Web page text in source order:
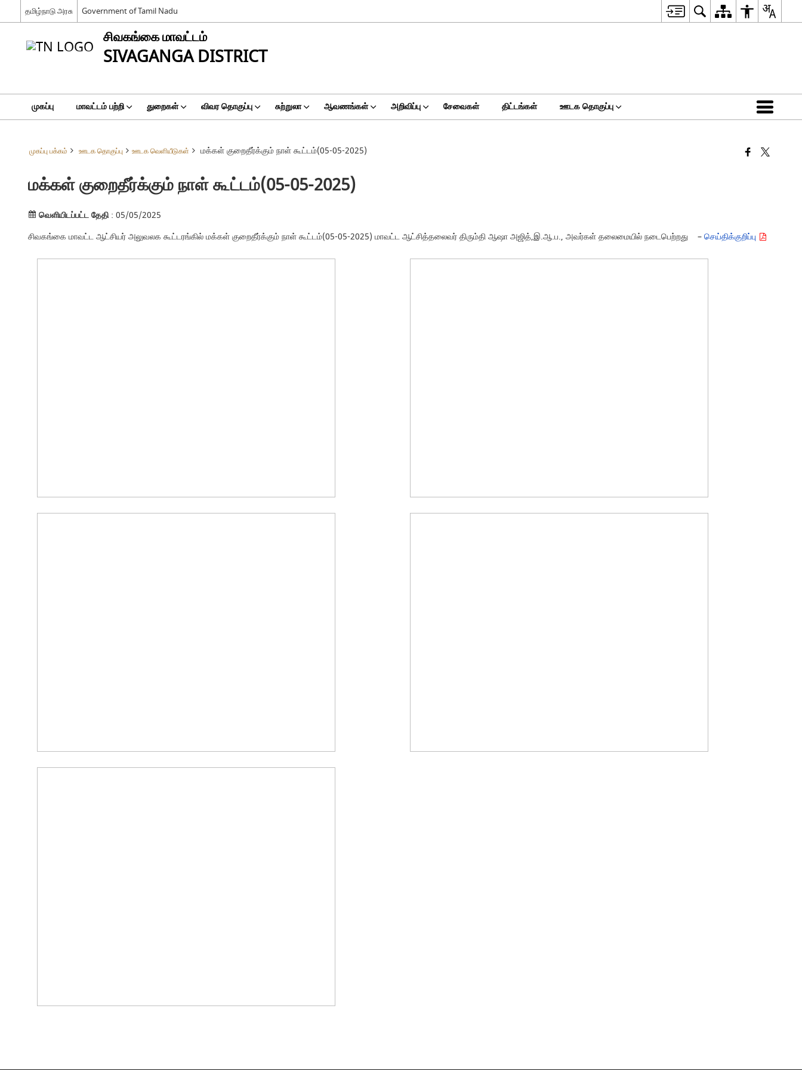
தமிழ்நாடு அரசு Government of Tamil Nadu
சிவகங்கை மாவட்டம்
SIVAGANGA DISTRICT
முகப்பு மாவட்டம் பற்றி துறைகள் விவர தொகுப்பு சுற்றுலா ஆவணங்கள் அறிவிப்பு சேவைகள் திட்டங்கள் ஊடக தொகுப்பு
முகப்பு பக்கம் ஊடக தொகுப்பு ஊடக வெளியீடுகள் மக்கள் குறைதீர்க்கும் நாள் கூட்டம்(05-05-2025)
மக்கள் குறைதீர்க்கும் நாள் கூட்டம்(05-05-2025)
வெளியிடப்பட்ட தேதி: 05/05/2025
சிவகங்கை மாவட்ட ஆட்சியர் அலுவலக கூட்டரங்கில் மக்கள் குறைதீர்க்கும் நாள் கூட்டம்(05-05-2025) மாவட்ட ஆட்சித்தலைவர் திரும்தி ஆஷா அஜித்,இ.ஆ.ப., அவர்கள் தலைமையில் நடைபெற்றது –செய்திக்குறிப்பு